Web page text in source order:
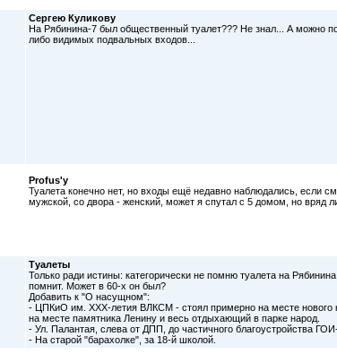
Сергею Куликову
На Рябинина-7 был общественный туалет??? Не знал... А можно
либо видимых подвальных входов...
Profus'у
Туалета конечно нет, но входы ещё недавно наблюдались, если
мужской, со двора - женский, может я спутал с 5 домом, но вряд
Туалеты
Только ради истины: категорически не помню туалета на
помнит. Может в 60-х он был?
Добавить к "О насущном":
- ЦПКиО им. ХХХ-летия ВЛКСМ - стоял примерно на месте нового
на месте памятника Ленину и весь отдыхающий в парке народ.
- Ул. Палантая, слева от ДПП, до частичного благоустройства
- На старой "барахолке", за 18-й школой.